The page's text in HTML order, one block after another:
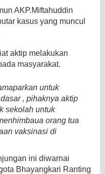
AKP.Miftahuddin
kasus yang muncul
aktip melakukan
masyarakat.
untuk
, pihaknya aktip
sekolah untuk
orang tua
vaksinasi di
ini diwarnai
Bhayangkari Ranting